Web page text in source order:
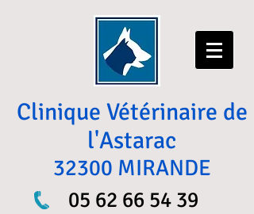
Clinique Vétérinaire de
l'Astarac
32300 MIRANDE
05 62 66 54 39